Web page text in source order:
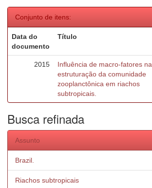
Conjunto de itens:
Data do
documento
Título
2015
Influência de macro-fatores na
estruturação da comunidade
zooplanctônica em riachos
subtropicais.
Busca refinada
Assunto
Brazil.
Riachos subtropicais